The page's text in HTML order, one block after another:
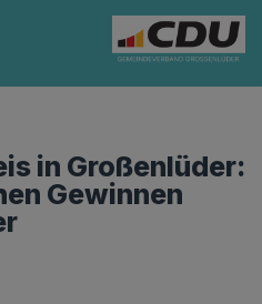
in Großenlüder:
Gewinnen